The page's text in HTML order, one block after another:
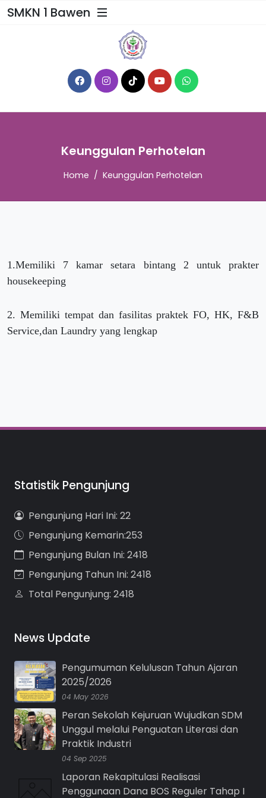
SMKN 1 Bawen
Keunggulan Perhotelan
Home Keunggulan Perhotelan
1.Memiliki 7 kamar setara bintang 2 untuk prakter
housekeeping
2. Memiliki tempat dan fasilitas praktek FO, HK, F&B
Service,dan Laundry yang lengkap
Statistik Pengunjung
Pengunjung Hari Ini: 22
Pengunjung Kemarin:253
Pengunjung Bulan Ini: 2418
Pengunjung Tahun Ini: 2418
Total Pengunjung: 2418
News Update
Pengumuman Kelulusan Tahun Ajaran
2025/2026
04 May 2026
Peran Sekolah Kejuruan Wujudkan SDM
Unggul melalui Penguatan Literasi dan
Praktik Industri
04 Sep 2025
Laporan Rekapitulasi Realisasi
Penggunaan Dana BOS Reguler Tahap I